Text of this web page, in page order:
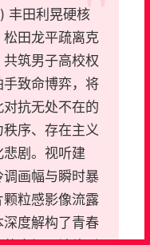
丰田利晃硬核
田龙平疏离克
筑男子高校权
致命博弈，将
抗无处不在的
序、存在主义
剧。视听建
画幅与瞬时暴
粒感影像流露
度解构了青春